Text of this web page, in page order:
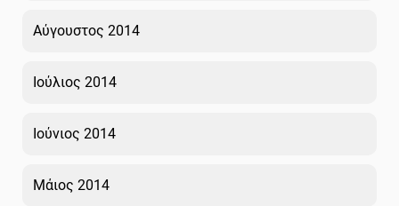
Αύγουστος 2014
Ιούλιος 2014
Ιούνιος 2014
Μάιος 2014